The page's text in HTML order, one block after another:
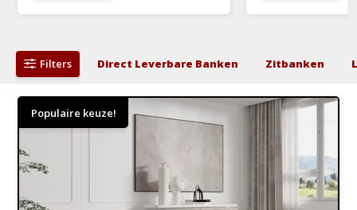
Filters Direct Leverbare Banken Zitbanken
Populaire keuze!